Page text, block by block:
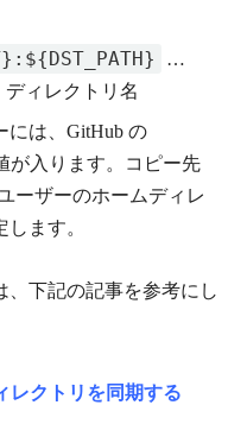
…
ィレクトリ名
には、GitHub の
が入ります。コピー先
ーザーのホームディレ
ます。
、下記の記事を参考にし
レクトリを同期する